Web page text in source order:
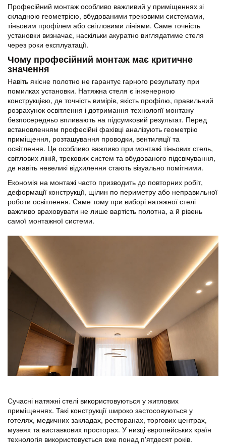
Професійний монтаж особливо важливий у приміщеннях зі
складною геометрією, вбудованими трековими системами,
тіньовим профілем або світловими лініями. Саме точність
установки визначає, наскільки акуратно виглядатиме стеля
через роки експлуатації.
Чому професійний монтаж має критичне
значення
Навіть якісне полотно не гарантує гарного результату при
помилках установки. Натяжна стеля є інженерною
конструкцією, де точність вимірів, якість профілю, правильний
розрахунок освітлення і дотримання технології монтажу
безпосередньо впливають на підсумковий результат. Перед
встановленням професійні фахівці аналізують геометрію
приміщення, розташування проводки, вентиляції та
освітлення. Це особливо важливо при монтажі тіньових стель,
світлових ліній, трекових систем та вбудованого підсвічування,
де навіть невеликі відхилення стають візуально помітними.
Економія на монтажі часто призводить до повторних робіт,
деформації конструкції, щілин по периметру або неправильної
роботи освітлення. Саме тому при виборі натяжної стелі
важливо враховувати не лише вартість полотна, а й рівень
самої монтажної системи.
Сучасні натяжні стелі використовуються у житлових
приміщеннях. Такі конструкції широко застосовуються у
готелях, медичних закладах, ресторанах, торгових центрах,
музеях та виставкових просторах. У низці європейських країн
технологія використовується вже понад п'ятдесят років.